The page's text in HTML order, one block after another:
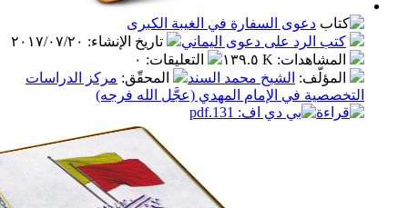
دعوى السفارة في الغيبة الكبرى
الرد على دعوى اليماني
تاريخ الإنشاء :٢٠١٧/٠٧/٢٠
: ١٣٩.٥ K التعليقات:٠
الشيخ محمد السند المحقّق:مركز الدراسات
في الإمام المهدي (عجَّل الله فرجه)